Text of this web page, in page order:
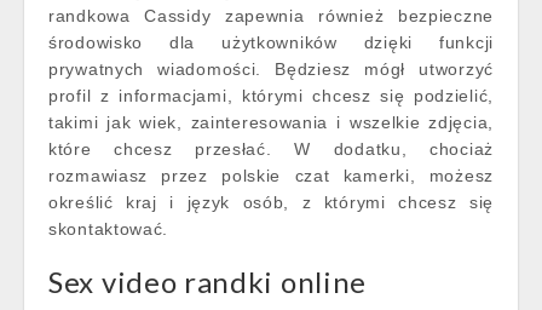
randkowa Cassidy zapewnia również bezpieczne
środowisko dla użytkowników dzięki funkcji
prywatnych wiadomości. Będziesz mógł utworzyć
profil z informacjami, którymi chcesz się podzielić,
takimi jak wiek, zainteresowania i wszelkie zdjęcia,
które chcesz przesłać. W dodatku, chociaż
rozmawiasz przez polskie czat kamerki, możesz
określić kraj i język osób, z którymi chcesz się
skontaktować.
Sex video randki online